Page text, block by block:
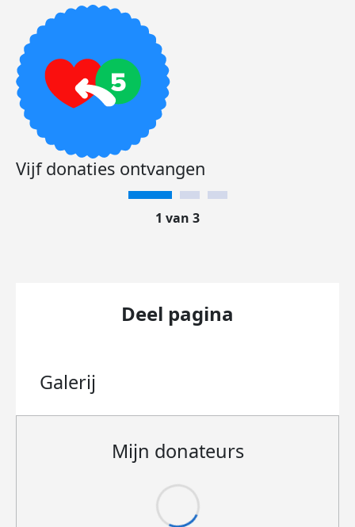
Vijf donaties ontvangen
1 van 3
Deel pagina
Galerij
Mijn donateurs